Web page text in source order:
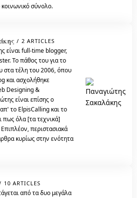
σύνολο.
2 ARTICLES
είναι full-time blogger,
Το πάθος του για το
στα τέλη του 2006, όπου
και ασχολήθηκε
Designing &
είναι επίσης ο
το ElpisCalling και το
πως όλα [τα τεχνικά]
περιστασιακά
κυρίως στην ενότητα
10 ARTICLES
από τα δυο μεγάλα